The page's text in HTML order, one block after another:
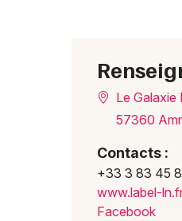
Le Galaxie
57360
Contacts :
+33 3 83 45
www.label-
Facebook